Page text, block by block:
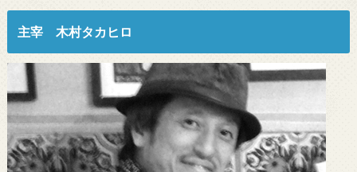
主宰 木村タカヒロ